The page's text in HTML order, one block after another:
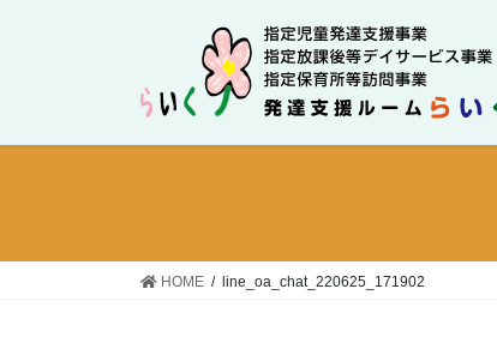
HOME line_oa_chat_220625_171902